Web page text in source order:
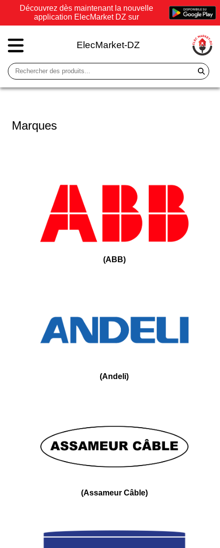
Découvrez dès maintenant la nouvelle
application ElecMarket DZ sur
ElecMarket-DZ
Marques
(ABB)
(Andeli)
(Assameur Câble)